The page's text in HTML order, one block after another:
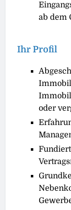
ab dem
Ihr Profil
oder